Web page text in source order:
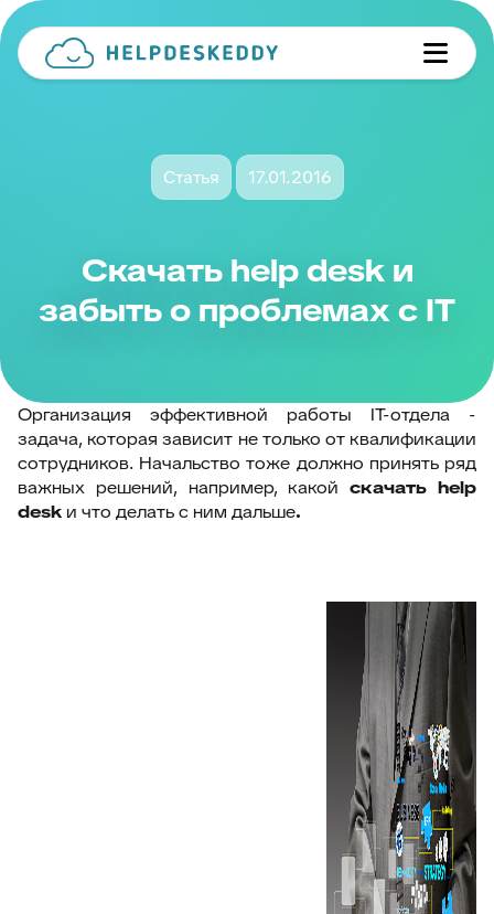
Статья 17.01.2016
Скачать help desk и
забыть о проблемах с IT
Организация эффективной работы IT-отдела -
задача, которая зависит не только от квалификации
сотрудников. Начальство тоже должно принять ряд
важных решений, например, какойскачать help
desk и что делать с ним дальше.